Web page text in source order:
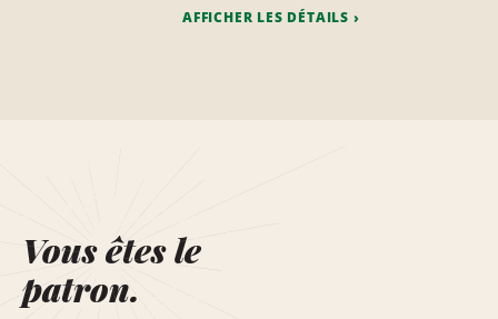
AFFICHER LES DÉTAILS
Vous êtes le
patron.